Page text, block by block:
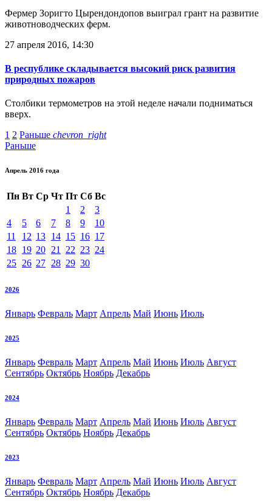
Фермер Зоригто Цырендондопов выиграл грант на развитие
животноводческих ферм.
27 апреля 2016, 14:30
В республике складывается высокий риск развития
природных пожаров
Столбики термометров на этой неделе начали подниматься
вверх.
1 2 Раньше chevron_right
Раньше
Апрель 2016 года
Пн Вт Ср Чт Пт Сб Вс
1
2
3
4
5 6 7 8 9
10
11
12 13 14 15 16 17
18 19 20 21 22 23 24
25 26 27 28 29 30
2026
Январь Февраль Март Апрель Май Июнь Июль
2025
Январь Февраль Март Апрель Май Июнь Июль Август
Сентябрь Октябрь Ноябрь Декабрь
2024
Январь Февраль Март Апрель Май Июнь Июль Август
Сентябрь Октябрь Ноябрь Декабрь
2023
Январь Февраль Март Апрель Май Июнь Июль Август
Сентябрь Октябрь Ноябрь Декабрь